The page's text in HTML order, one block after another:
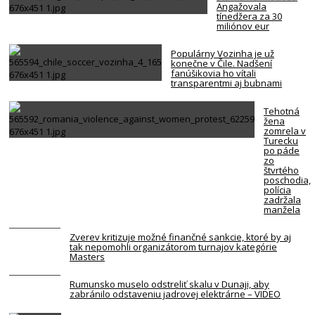
Angažovala
tínedžera za 30
miliónov eur
Populárny Vozinha je už
konečne v Čile. Nadšení
fanúšikovia ho vítali
transparentmi aj bubnami
Tehotná
žena
zomrela v
Turecku
po páde
zo
štvrtého
poschodia,
polícia
zadržala
manžela
Zverev kritizuje možné finančné sankcie, ktoré by aj
tak nepomohli organizátorom turnajov kategórie
Masters
Rumunsko muselo odstreliť skalu v Dunaji, aby
zabránilo odstaveniu jadrovej elektrárne – VIDEO